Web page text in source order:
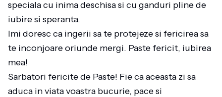
speciala cu inima deschisa si cu ganduri pline de
iubire si speranta.
Imi doresc ca ingerii sa te protejeze si fericirea sa
te inconjoare oriunde mergi. Paste fericit, iubirea
mea!
Sarbatori fericite de Paste! Fie ca aceasta zi sa
aduca in viata voastra bucurie, pace si